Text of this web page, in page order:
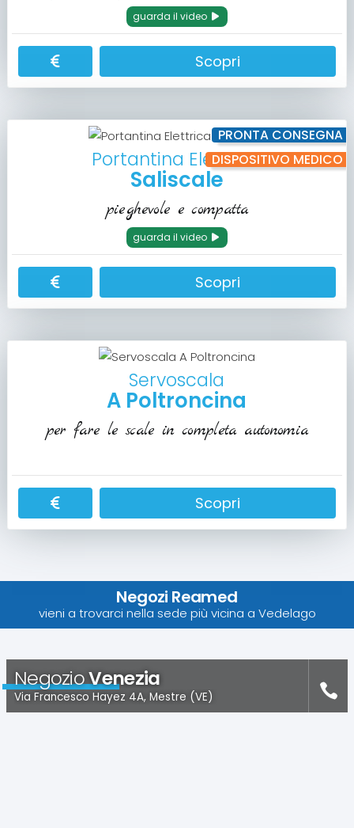
guarda il video
Scopri
PRONTA CONSEGNA
DISPOSITIVO MEDICO
Portantina Elettrica
Saliscale
pieghevole e compatta
guarda il video
Scopri
Servoscala
A Poltroncina
per fare le scale in completa autonomia
Scopri
Negozi Reamed
vieni a trovarci nella sede più vicina a Vedelago
NegozioVenezia
Via Francesco Hayez 4A, Mestre (VE)